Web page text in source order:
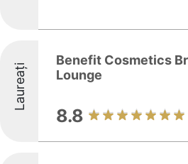
Laureați
Benefit Cosmetics
Lounge
8.8